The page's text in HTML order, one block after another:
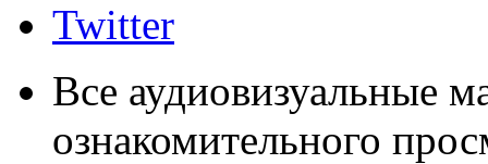
Twitter
Все аудиовизуальные
ознакомительного